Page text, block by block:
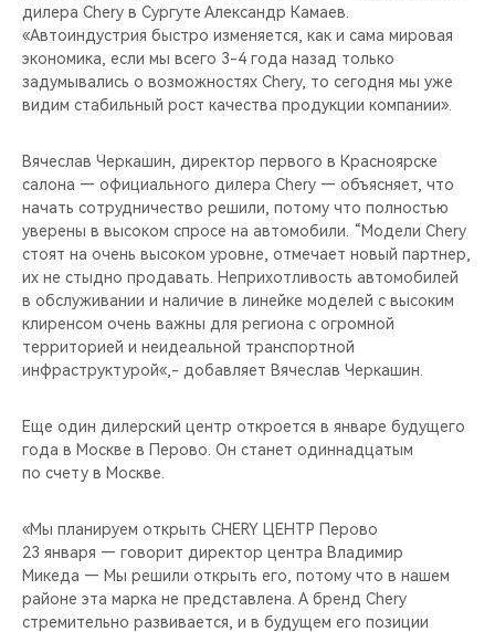
дилера Chery в Сургуте Александр Камаев.
«Автоиндустрия быстро изменяется, как и сама мировая
экономика, если мы всего 3-4 года назад только
задумывались о возможностях Chery, то сегодня мы уже
видим стабильный рост качества продукции компании».
Вячеслав Черкашин, директор первого в Красноярске
салона — официального дилера Chery — объясняет, что
начать сотрудничество решили, потому что полностью
уверены в высоком спросе на автомобили. “Модели Chery
стоят на очень высоком уровне, отмечает новый партнер,
их не стыдно продавать. Неприхотливость автомобилей
в обслуживании и наличие в линейке моделей с высоким
клиренсом очень важны для региона с огромной
территорией и неидеальной транспортной
инфраструктурой«,- добавляет Вячеслав Черкашин.
Еще один дилерский центр откроется в январе будущего
года в Москве в Перово. Он станет одиннадцатым
по счету в Москве.
«Мы планируем открыть CHERY ЦЕНТР Перово
23 января — говорит директор центра Владимир
Микеда — Мы решили открыть его, потому что в нашем
районе эта марка не представлена. А бренд Chery
стремительно развивается, и в будущем его позиции